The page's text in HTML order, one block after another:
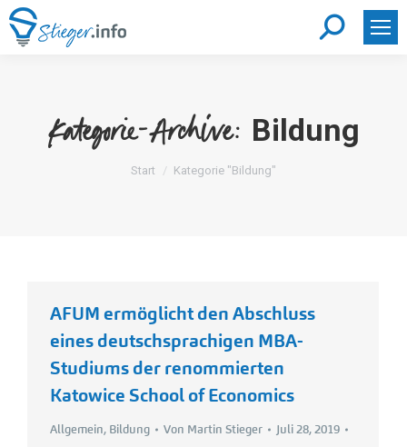
Search:
Kategorie-Archive: Bildung
Sie befinden sich hier:
Start Kategorie "Bildung"
AFUM ermöglicht den Abschluss
eines deutschsprachigen MBA-
Studiums der renommierten
Katowice School of Economics
Allgemein, Bildung Von Martin Stieger
Juli 28, 2019